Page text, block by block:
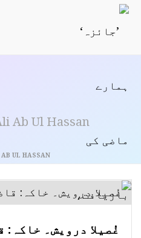
Ab Ul Hassan"
UL HASSAN
غُصیلا درویش۔ خاکہ: